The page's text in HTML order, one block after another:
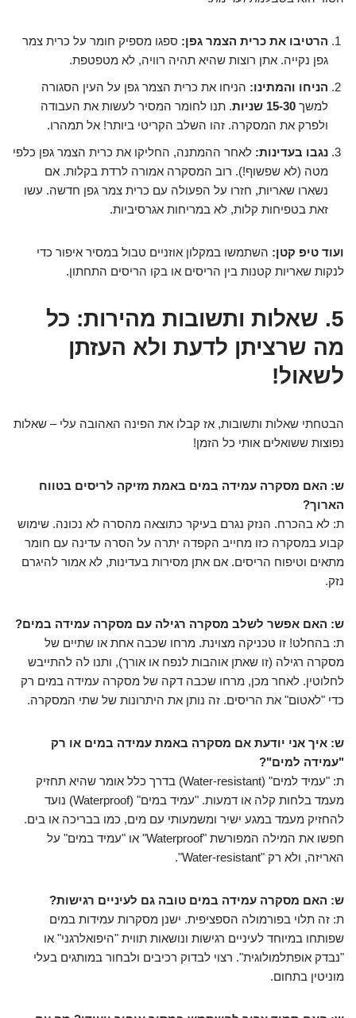
הרטיבו את כרית הצמר גפן: ספגו מספיק חומר על כרית צמר
גפן נקייה. אתן רוצות שהיא תהיה רוויה, לא מטפטפת.
הניחו והמתינו: הניחו את כרית הצמר גפן על העין הסגורה
למשך 15-30 שניות
. תנו לחומר המסיר לעשות את העבודה
ולפרק את המסקרה. זהו השלב הקריטי ביותר! אל תמהרו.
נגבו בעדינות: לאחר ההמתנה, החליקו את כרית הצמר גפן כלפי
מטה (לא שפשוף!). רוב המסקרה אמורה לרדת בקלות. אם
נשארו שאריות, חזרו על הפעולה עם כרית צמר גפן חדשה. עשו
זאת בטפיחות קלות, לא במריחות אגרסיביות.
ועוד טיפ קטן: השתמשו במקלון אוזניים טבול במסיר איפור כדי
לנקות שאריות קטנות בין הריסים או בקו הריסים התחתון.
5. שאלות ותשובות מהירות: כל
מה שרציתן לדעת ולא העזתן
לשאול!
הבטחתי שאלות ותשובות, אז קבלו את הפינה האהובה עלי – שאלות
נפוצות ששואלים אותי כל הזמן!
ש: האם מסקרה עמידה במים באמת מזיקה לריסים בטווח
הארוך?
ת: לא בהכרח. הנזק נגרם בעיקר כתוצאה מהסרה לא נכונה. שימוש
קבוע במסקרה כזו מחייב הקפדה יתרה על הסרה עדינה עם חומר
מתאים וטיפוח הריסים. אם אתן מסירות בעדינות, לא אמור להיגרם
נזק.
ש: האם אפשר לשלב מסקרה רגילה עם מסקרה עמידה במים?
ת: בהחלט! זו טכניקה מצוינת. מרחו שכבה אחת או שתיים של
מסקרה רגילה (זו שאתן אוהבות לנפח או אורך), ותנו לה להתייבש
לחלוטין. לאחר מכן, מרחו שכבה דקה של מסקרה עמידה במים רק
כדי "לאטום" את הריסים. זה נותן את היתרונות של שתי המסקרה.
ש: איך אני יודעת אם מסקרה באמת עמידה במים או רק
"עמידה למים"?
ת: "עמיד למים" (Water-resistant) בדרך כלל אומר שהיא תחזיק
מעמד בלחות קלה או דמעות. "עמיד במים" (Waterproof) נועד
להחזיק מעמד במגע ישיר ומשמעותי עם מים, כמו בבריכה או בים.
חפשו את המילה המפורשת "Waterproof" או "עמיד במים" על
האריזה, ולא רק "Water-resistant".
ש: האם מסקרה עמידה במים טובה גם לעיניים רגישות?
ת: זה תלוי בפורמולה הספציפית. ישנן מסקרות עמידות במים
שפותחו במיוחד לעיניים רגישות ונושאות תווית "היפואלרגני" או
"נבדק אופתלמולוגית". רצוי לבדוק רכיבים ולבחור במותגים בעלי
מוניטין בתחום.